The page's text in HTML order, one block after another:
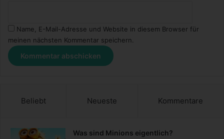
Name, E-Mail-Adresse und Website in diesem Browser für
meinen nächsten Kommentar speichern.
Beliebt Neueste Kommentare
Was sind Minions eigentlich?